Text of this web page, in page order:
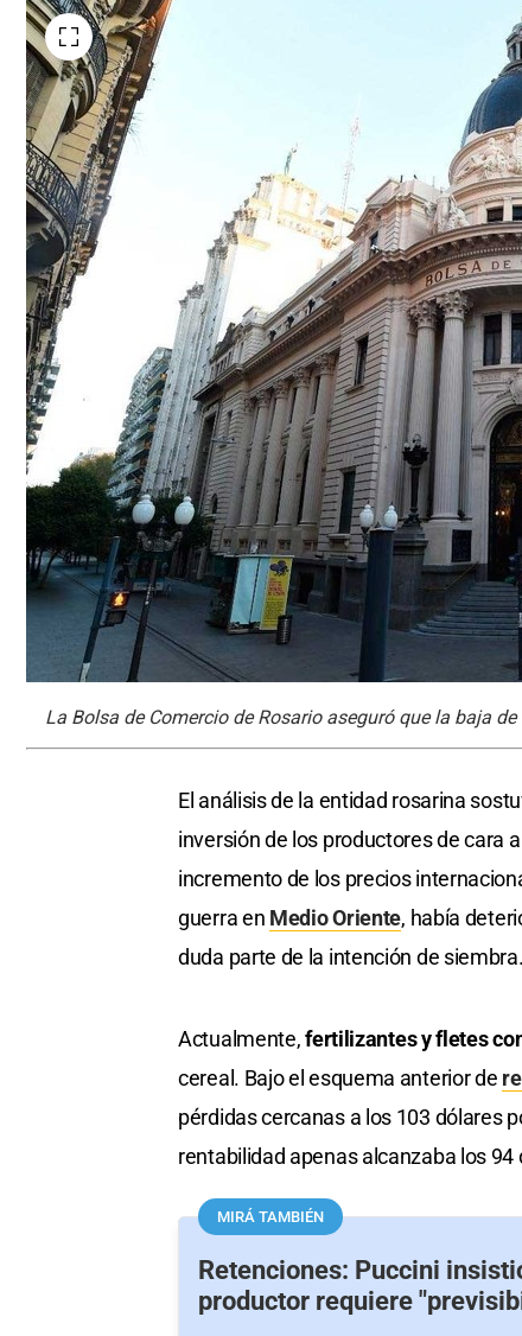
La Bolsa de Comercio de Rosario aseguró que la baja
El análisis de la entidad rosarina
inversión de los productores de cara
incremento de los precios
guerra en Medio Oriente, había
duda parte de la intención de siembra.
Actualmente,fertilizantes y fletes
cereal. Bajo el esquema anterior de
pérdidas cercanas a los 103 dólares
rentabilidad apenas alcanzaba los
MIRÁ TAMBIÉN
Retenciones: Puccini
productor requiere